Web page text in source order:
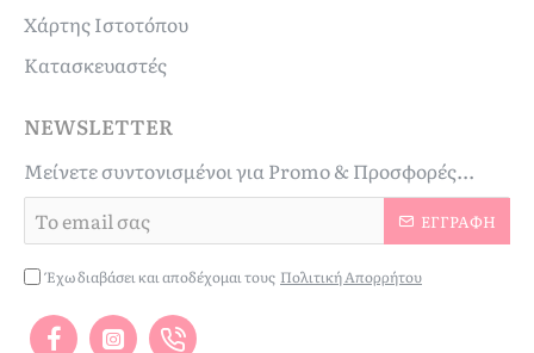
Χάρτης Ιστοτόπου
Κατασκευαστές
NEWSLETTER
Μείνετε συντονισμένοι για Promo & Προσφορές...
email
σας
ΕΓΓΡΑΦΉ
Έχω διαβάσει και αποδέχομαι τους Πολιτική Απορρήτου